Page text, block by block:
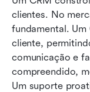
clientes. No
fundamental.
cliente,
comunicação e
compreendido,
Um suporte